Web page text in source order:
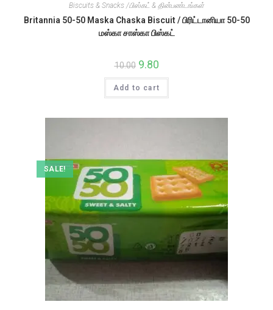
Biscuits & Snacks /பிஸ்கட் & தின்பண்டங்கள்
Britannia 50-50 Maska Chaska Biscuit / பிரிட்டானியா 50-50
மஸ்கா சாஸ்கா பிஸ்கட்
10.00 Original
price
was:
₹10.00.
9.80Current
is:
₹9.80.
Add to cart
SALE!